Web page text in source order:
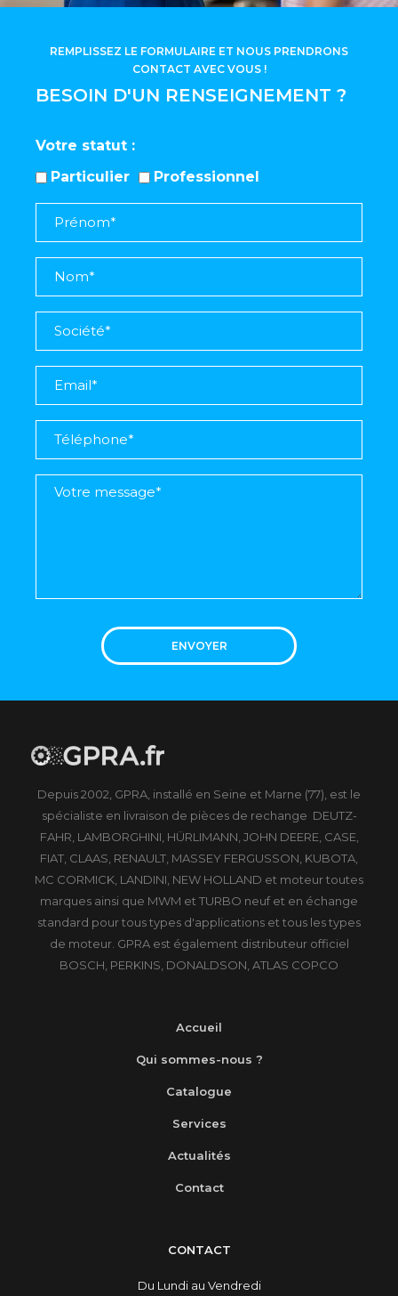
BESOIN D'UN RENSEIGNEMENT ?
REMPLISSEZ LE FORMULAIRE ET NOUS PRENDRONS
CONTACT AVEC VOUS !
Votre statut
Particulier
Professionnel
ENVOYER
Depuis 2002, GPRA, installé en Seine et Marne (77), est le
spécialiste en livraison de pièces de rechange DEUTZ-
FAHR, LAMBORGHINI, HÜRLIMANN, JOHN DEERE, CASE,
FIAT, CLAAS, RENAULT, MASSEY FERGUSSON, KUBOTA,
MC CORMICK, LANDINI, NEW HOLLAND et moteur toutes
marques ainsi que MWM et TURBO neuf et en échange
standard pour tous types d'applications et tous les types
de moteur. GPRA est également distributeur officiel
BOSCH, PERKINS, DONALDSON, ATLAS COPCO
Accueil
Qui sommes-nous ?
Catalogue
Services
Actualités
Contact
CONTACT
Du Lundi au Vendredi